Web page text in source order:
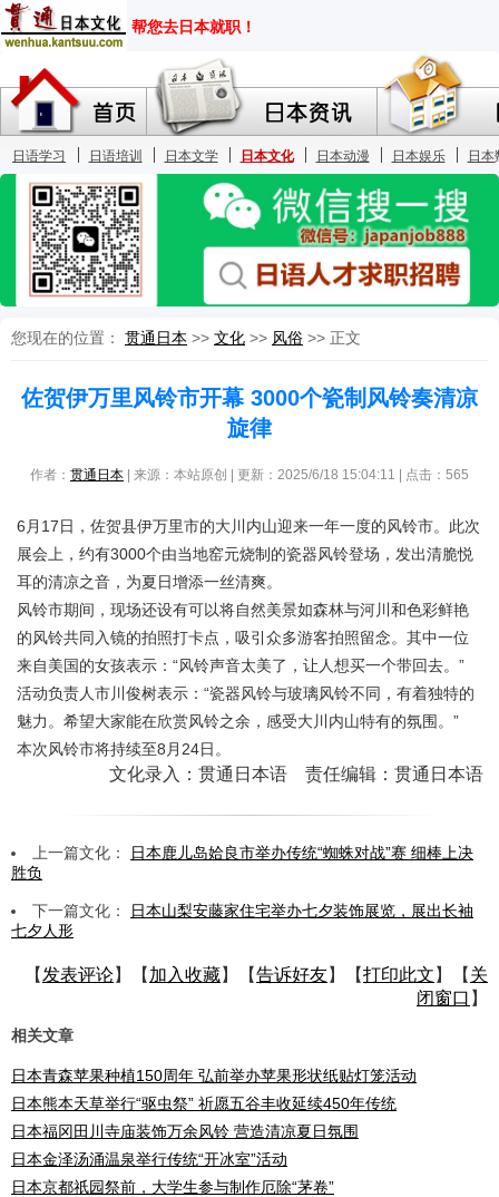
您现在的位置： 贯通日本 >> 文化 >> 风俗 >> 正文
佐贺伊万里风铃市开幕 3000个瓷制风铃奏清凉
旋律
作者： 贯通日本 | 来源：本站原创 | 更新：2025/6/18 15:04:11 | 点击： 565
6月17日，佐贺县伊万里市的大川内山迎来一年一度的风铃市。此次
展会上，约有3000个由当地窑元烧制的瓷器风铃登场，发出清脆悦
耳的清凉之音，为夏日增添一丝清爽。
风铃市期间，现场还设有可以将自然美景如森林与河川和色彩鲜艳
的风铃共同入镜的拍照打卡点，吸引众多游客拍照留念。其中一位
来自美国的女孩表示：“风铃声音太美了，让人想买一个带回去。”
活动负责人市川俊树表示：“瓷器风铃与玻璃风铃不同，有着独特的
魅力。希望大家能在欣赏风铃之余，感受大川内山特有的氛围。”
本次风铃市将持续至8月24日。
文化录入：贯通日本语 责任编辑：贯通日本语
上一篇文化：
日本鹿儿岛姶良市举办传统“蜘蛛对战”赛 细棒上决
胜负
下一篇文化：
日本山梨安藤家住宅举办七夕装饰展览，展出长袖
七夕人形
【 发表评论】【 加入收藏】【告诉好友】【打印此文 】【 关
闭窗口 】
相关文章
日本青森苹果种植150周年 弘前举办苹果形状纸贴灯笼活动
日本熊本天草举行“驱虫祭” 祈愿五谷丰收延续450年传统
日本福冈田川寺庙装饰万余风铃 营造清凉夏日氛围
日本金泽汤涌温泉举行传统“开冰室”活动
日本京都祇园祭前，大学生参与制作厄除“茅卷”